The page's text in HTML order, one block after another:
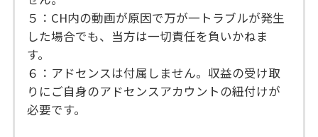
５：CH内の動画が原因で万が一トラブルが発生
した場合でも、当方は一切責任を負いかねま
す。
６：アドセンスは付属しません。収益の受け取
りにご自身のアドセンスアカウントの紐付けが
必要です。